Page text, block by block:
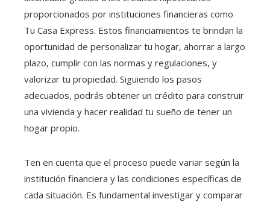
proporcionados por instituciones financieras como
Tu Casa Express. Estos financiamientos te brindan la
oportunidad de personalizar tu hogar, ahorrar a largo
plazo, cumplir con las normas y regulaciones, y
valorizar tu propiedad. Siguiendo los pasos
adecuados, podrás obtener un crédito para construir
una vivienda y hacer realidad tu sueño de tener un
hogar propio.
Ten en cuenta que el proceso puede variar según la
institución financiera y las condiciones específicas de
cada situación. Es fundamental investigar y comparar